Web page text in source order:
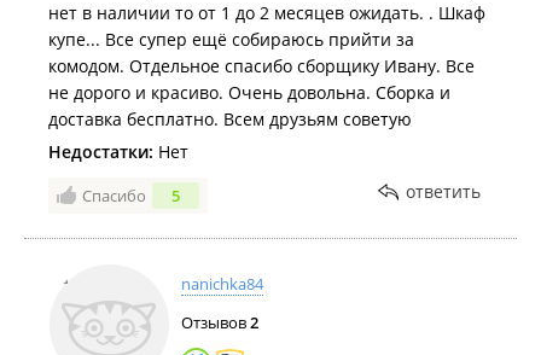
нет в наличии то от 1 до 2 месяцев ожидать. . Шкаф
купе... Все супер ещё собираюсь прийти за
комодом. Отдельное спасибо сборщику Ивану. Все
не дорого и красиво. Очень довольна. Сборка и
доставка бесплатно. Всем друзьям советую
Недостатки: Нет
Спасибо 5 ответить
nanichka84
Отзывов2